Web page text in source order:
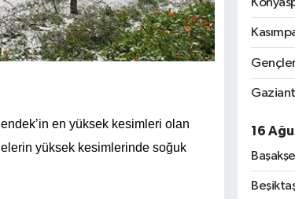
en yüksek kesimleri olan
yüksek kesimlerinde soğuk
16